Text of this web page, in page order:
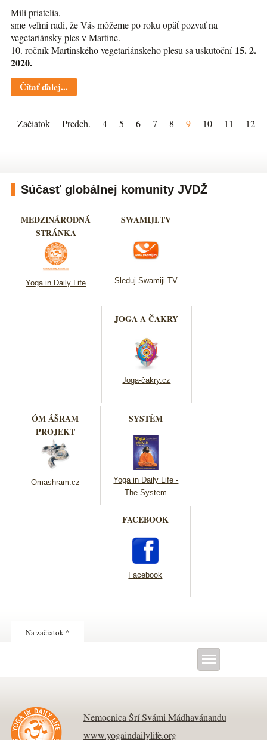
Milí priatelia,
sme veľmi radi, že Vás môžeme po roku opäť pozvať na
vegetariánsky ples v Martine.
10. ročník Martinského vegetariánskeho plesu sa uskutoční 15. 2.
2020.
Čítať ďalej...
Začiatok Predch. 4 5 6 7 8 9 10 11 12
Súčasť globálnej komunity JVDŽ
MEDZINÁRODNÁ
STRÁNKA
Yoga in Daily Life
SWAMIJI.TV
Sleduj Swamiji TV
JOGA A ČAKRY
Joga-čakry.cz
ÓM ÁŠRAM
PROJEKT
Omashram.cz
SYSTÉM
Yoga in Daily Life -
The System
FACEBOOK
Facebook
Na začiatok ^
Nemocnica Šrí Svámi Mádhavánandu
www.yogaindailylife.org